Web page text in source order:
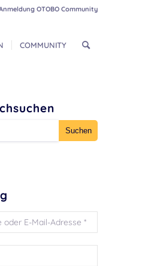
OTOBO Community
COMMUNITY